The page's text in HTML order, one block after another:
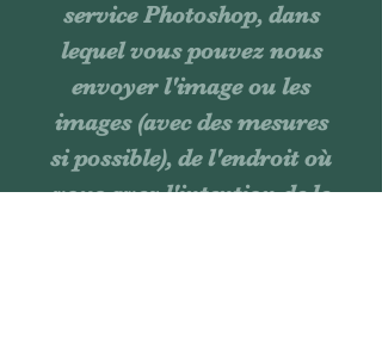
service Photoshop, dans
lequel vous pouvez nous
envoyer l'image ou les
images (avec des mesures
si possible), de l'endroit où
vous avez l'intention de le